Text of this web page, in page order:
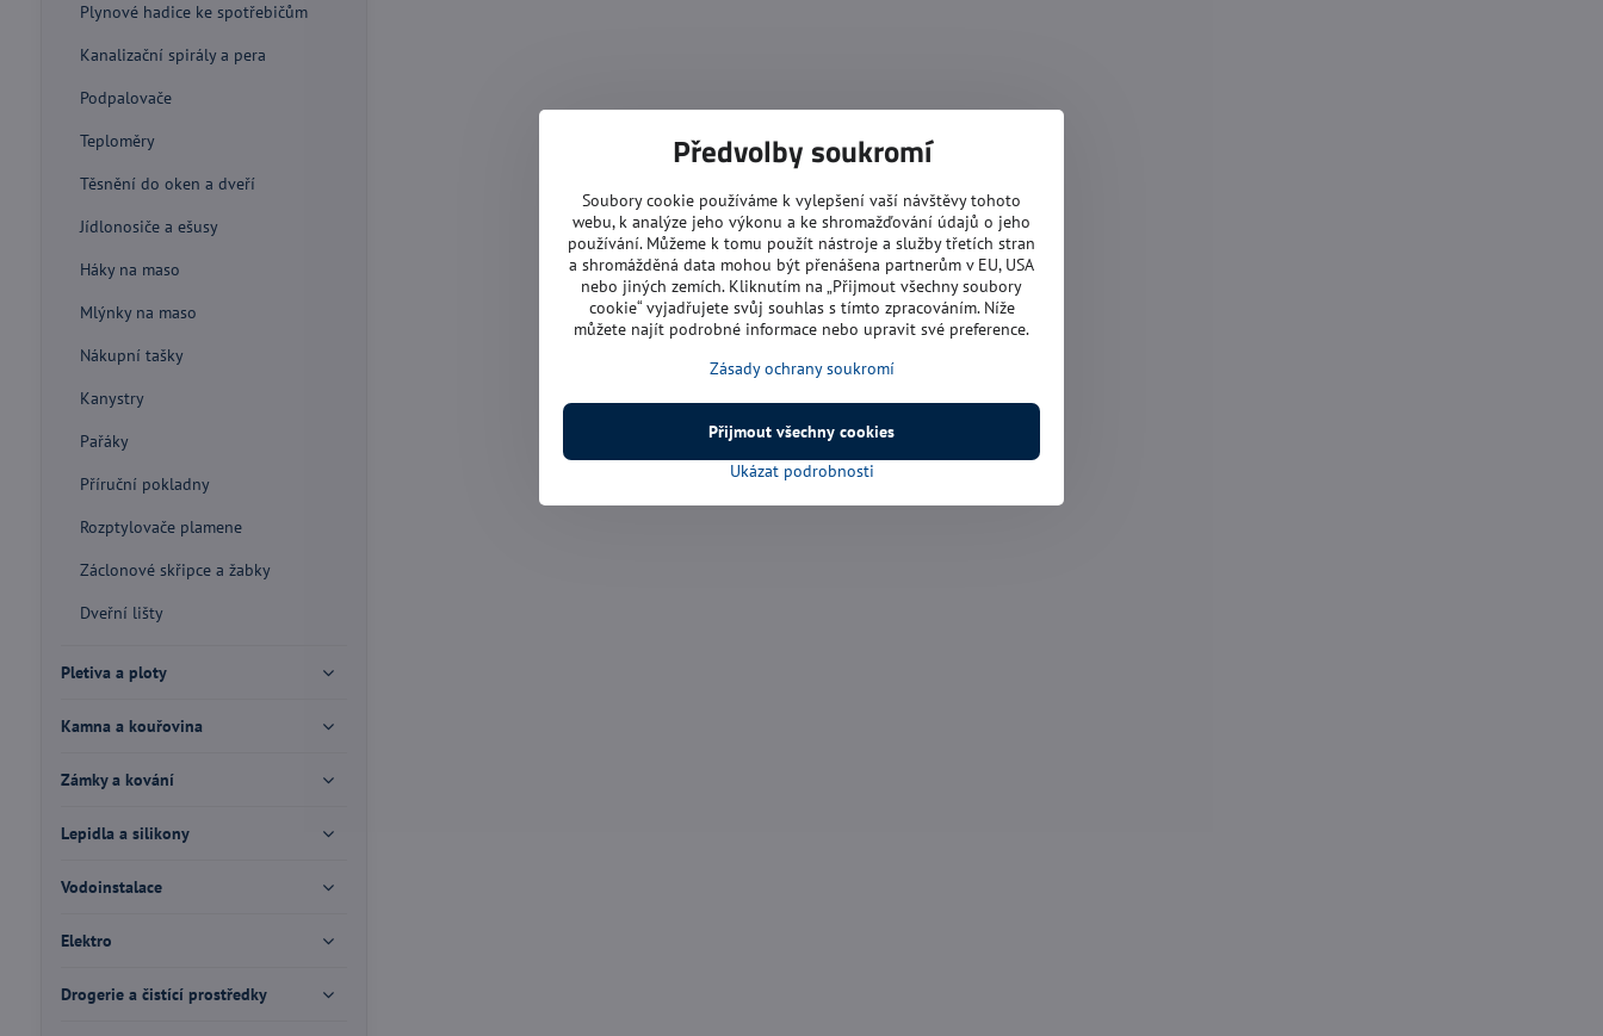
Plynové hadice ke spotřebičům
Kanalizační spirály a pera
Podpalovače
Teploměry
Těsnění do oken a dveří
Jídlonosiče a ešusy
Háky na maso
Mlýnky na maso
Nákupní tašky
Kanystry
Pařáky
Příruční pokladny
Rozptylovače plamene
Záclonové skřipce a žabky
Dveřní lišty
Pletiva a ploty
Kamna a kouřovina
Zámky a kování
Lepidla a silikony
Vodoinstalace
Elektro
Drogerie a čistící prostředky
Předvolby soukromí
Soubory cookie používáme k vylepšení vaší návštěvy tohoto
webu, k analýze jeho výkonu a ke shromažďování údajů o jeho
používání. Můžeme k tomu použít nástroje a služby třetích stran
a shromážděná data mohou být přenášena partnerům v EU, USA
nebo jiných zemích. Kliknutím na „Přijmout všechny soubory
cookie“ vyjadřujete svůj souhlas s tímto zpracováním. Níže
můžete najít podrobné informace nebo upravit své preference.
Zásady ochrany soukromí
Ukázat podrobnosti
Přijmout všechny cookies